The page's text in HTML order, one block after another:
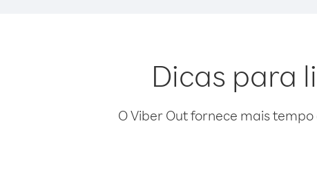
Dicas para
O Viber Out fornece mais